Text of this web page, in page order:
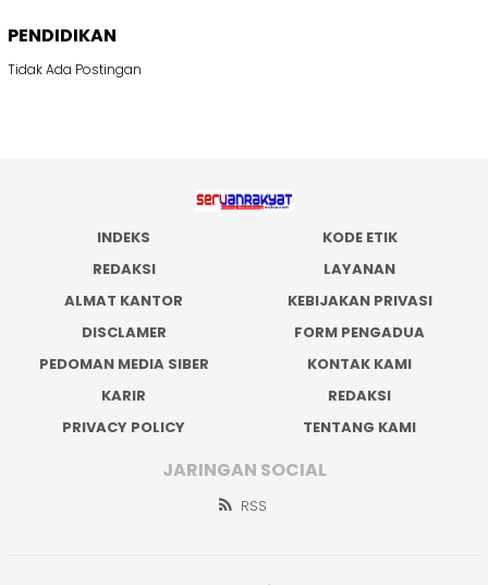
PENDIDIKAN
Tidak Ada Postingan
INDEKS
KODE ETIK
REDAKSI
LAYANAN
ALMAT KANTOR
KEBIJAKAN PRIVASI
DISCLAMER
FORM PENGADUA
PEDOMAN MEDIA SIBER
KONTAK KAMI
KARIR
REDAKSI
PRIVACY POLICY
TENTANG KAMI
JARINGAN SOCIAL
RSS